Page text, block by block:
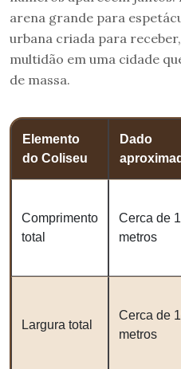
arena grande para
urbana criada para
multidão em uma cidade
de massa.
Elemento
do Coliseu
Dado
Comprimento
total
Cerca de
metros
Largura total
Cerca de
metros